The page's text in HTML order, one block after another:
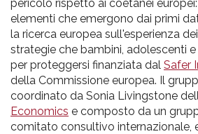
l'infanzia
e
pericolo rispetto ai coetanei
elementi che emergono dai primi
la ricerca europea sull'esperienza
strategie che bambini, adolescenti
per proteggersi finanziata dal Safer
della Commissione europea. Il
coordinato da Sonia Livingstone
Economics e composto da un
comitato consultivo internazionale,